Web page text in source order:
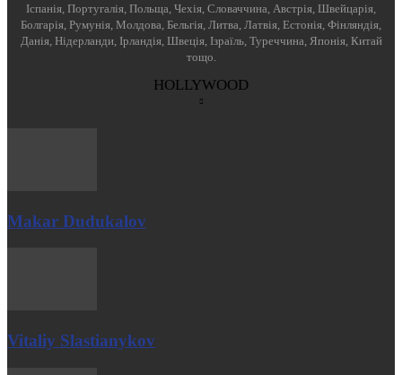
Іспанія, Португалія, Польща, Чехія, Словаччина, Австрія, Швейцарія,
Болгарія, Румунія, Молдова, Бельгія, Литва, Латвія, Естонія, Фінляндія,
Данія, Нідерланди, Ірландія, Швеція, Ізраїль, Туреччина, Японія, Китай
тощо.
HOLLYWOOD
Makar Dudukalov
Vitaliy Slastianykov